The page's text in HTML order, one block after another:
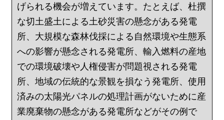
げられる機会が増えています。たとえば、杜撰
な切土盛土による土砂災害の懸念がある発電
所、大規模な森林伐採による自然環境や生態系
への影響が懸念される発電所、輸入燃料の産地
での環境破壊や人権侵害が問題視される発電
所、地域の伝統的な景観を損なう発電所、使用
済みの太陽光パネルの処理計画がないために産
業廃棄物の懸念がある発電所などがその例で